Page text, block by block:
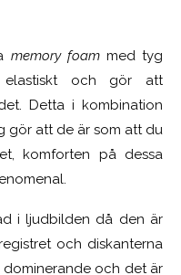
memory foammed tyg
elastiskt och gör att
Detta i kombination
gör att de är som att du
komforten på dessa
i ljudbilden då den är
och diskanterna
dominerande och det är